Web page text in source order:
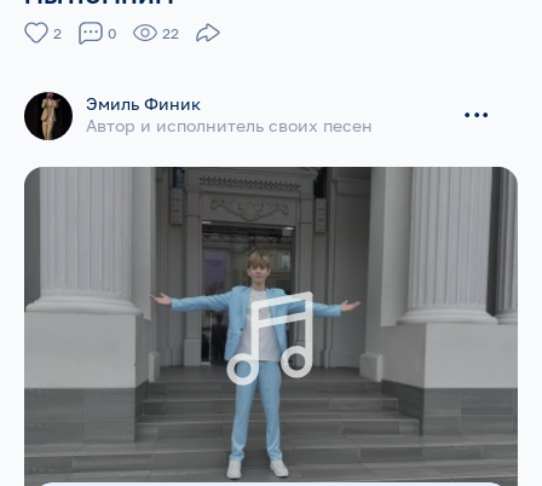
2 0 22
Эмиль Финик
Автор и исполнитель своих песен
...